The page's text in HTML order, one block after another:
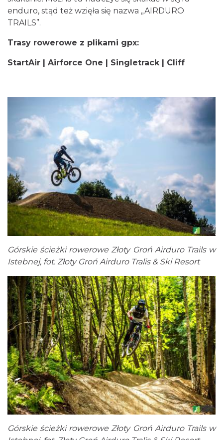
enduro, stąd też wzięła się nazwa „AIRDURO
TRAILS”.
Trasy rowerowe z plikami gpx:
StartAir | Airforce One | Singletrack| Cliff
Górskie ścieżki rowerowe Złoty Groń Airduro Trails w
Istebnej, fot. Złoty Groń Airduro Tralis & Ski Resort
Górskie ścieżki rowerowe Złoty Groń Airduro Trails w